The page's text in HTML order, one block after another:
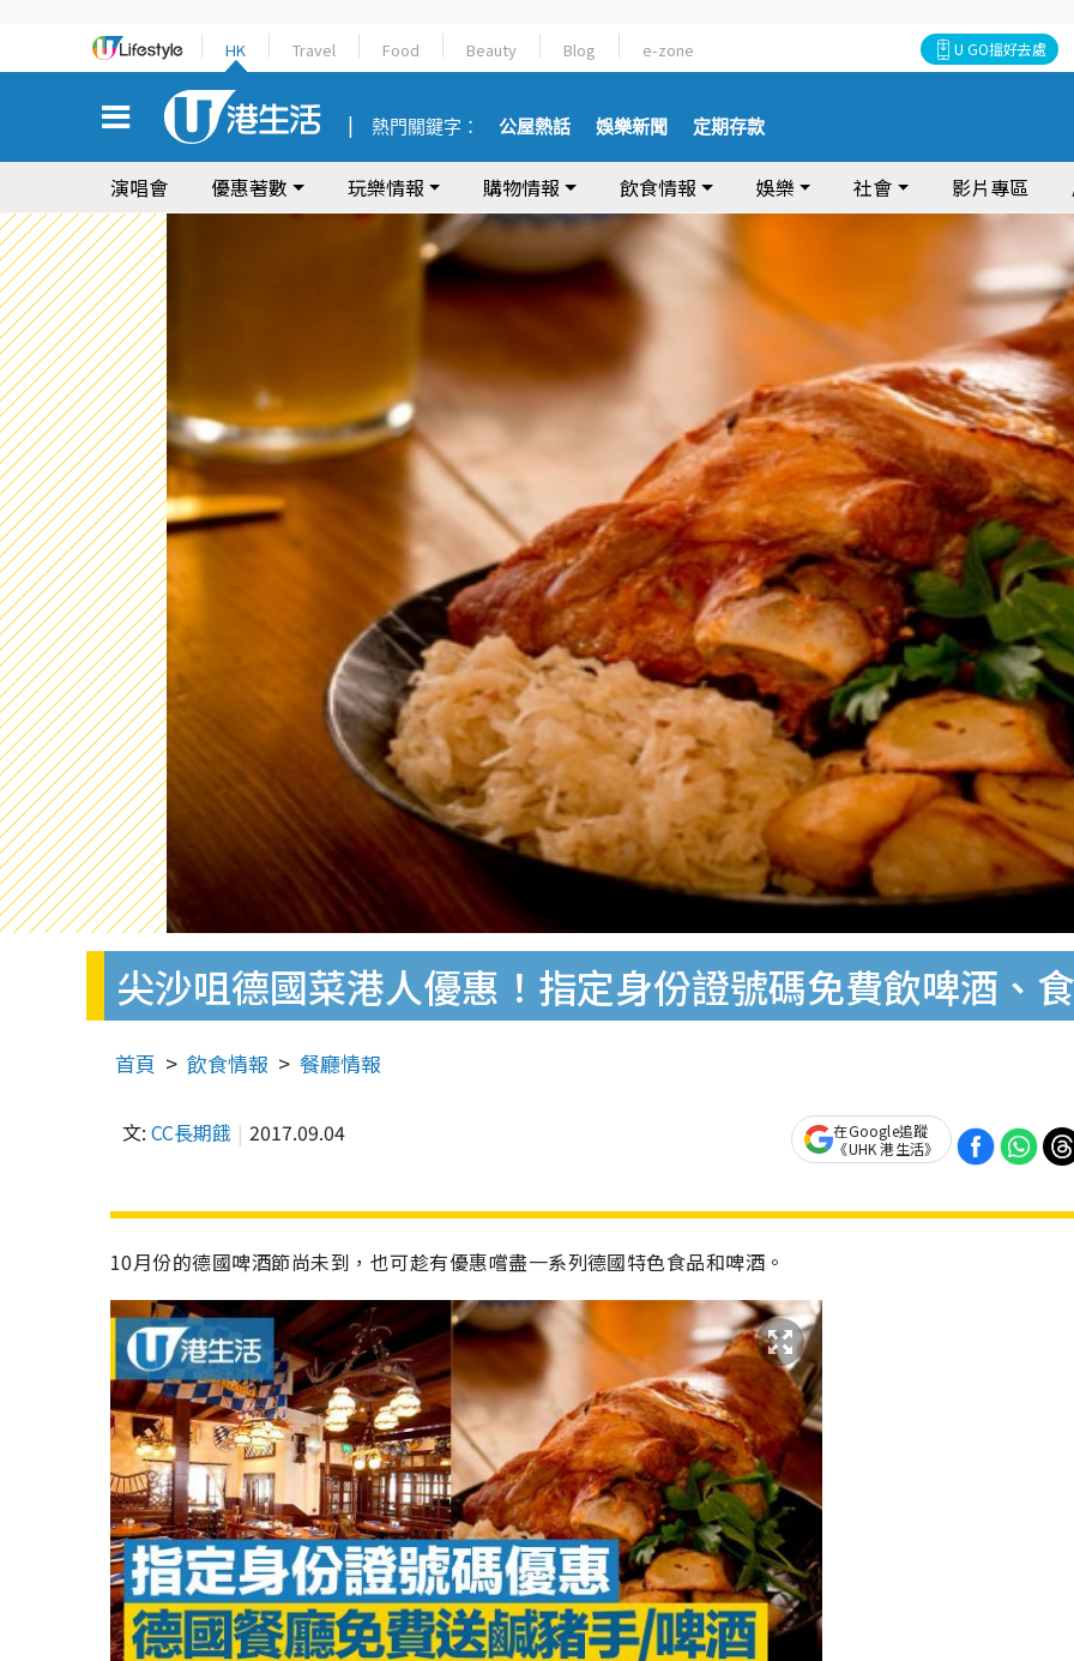
HK Travel Food Beauty Blog e-zone U GO搵好去處
熱門關鍵字： 公屋熱話 娛樂新聞 定期存款
演唱會 優惠著數 玩樂情報 購物情報 飲食情報 娛樂 社會 影片專區
尖沙咀德國菜港人優惠！指定身份證號碼免費飲啤酒、
首頁 飲食情報 餐廳情報
文: CC長期餓 2017.09.04
在Google追蹤
《UHK 港生活》
10月份的德國啤酒節尚未到，也可趁有優惠嚐盡一系列德國特色食品和啤酒。